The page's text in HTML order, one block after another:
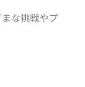
な挑戦やプ